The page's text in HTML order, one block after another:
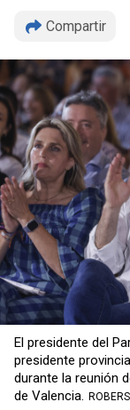
Compartir
Copiar
El presidente del
presidente
durante la reunión
de Valencia.